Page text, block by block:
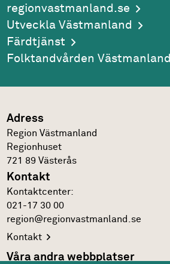
regionvastmanland.se
Utveckla Västmanland
Färdtjänst
Folktandvården Västmanland
Adress
Region Västmanland
Regionhuset
721 89 Västerås
Kontakt
Kontakt­center:
021-17 30 00
region@regionvastmanland.se
Kontakt
Våra andra webbplatser